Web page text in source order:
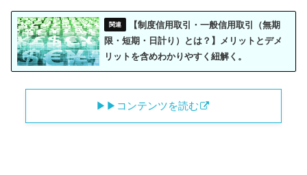
【制度信用取引・一般信用取引（無期
限・短期・日計り）とは？】メリットとデメ
リットを含めわかりやすく紐解く。
▶︎▶︎コンテンツを読む